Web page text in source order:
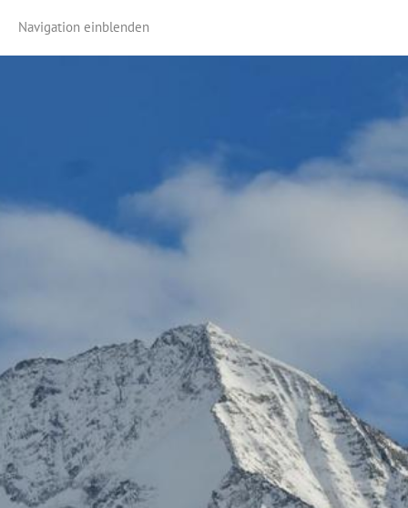
Navigation einblenden